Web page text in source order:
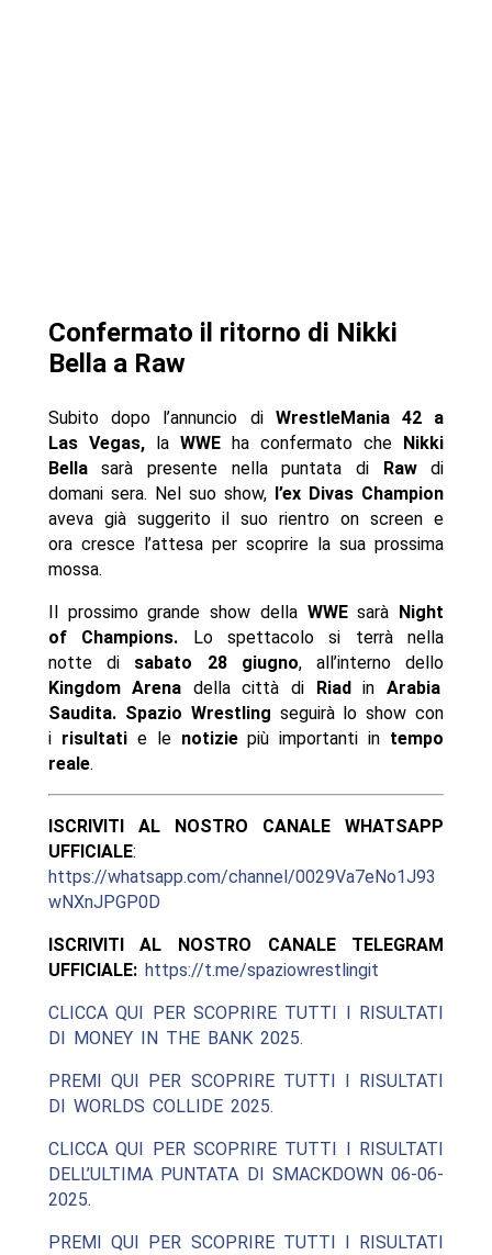
Confermato il ritorno di Nikki
Bella a Raw
Subito dopo l’annuncio di WrestleMania 42 a
Las Vegas,la WWE ha confermato che
Nikki
Bellasarà presente nella puntata di Rawdi
domani sera. Nel suo show, l’ex Divas Champion
aveva già suggerito il suo rientro on screen e
ora cresce l’attesa per scoprire la sua prossima
mossa.
Il prossimo grande show della WWEsarà
Night
of Champions. Lo spettacolo si terrà nella
notte di sabato 28 giugno, all’interno dello
Kingdom Arena della città di Riad in Arabia
Saudita. Spazio Wrestling seguirà lo show con
i risultatie le notiziepiù importanti in tempo
reale.
ISCRIVITI AL NOSTRO CANALE WHATSAPP
UFFICIALE:
https://whatsapp.com/channel/0029Va7eNo1J93
wNXnJPGP0D
ISCRIVITI AL NOSTRO CANALE TELEGRAM
UFFICIALE: https://t.me/spaziowrestlingit
CLICCA QUI PER SCOPRIRE TUTTI I RISULTATI
DI MONEY IN THE BANK 2025.
PREMI QUI PER SCOPRIRE TUTTI I RISULTATI
DI WORLDS COLLIDE 2025.
CLICCA QUI PER SCOPRIRE TUTTI I RISULTATI
DELL’ULTIMA PUNTATA DI SMACKDOWN 06-06-
2025.
PREMI QUI PER SCOPRIRE TUTTI I RISULTATI